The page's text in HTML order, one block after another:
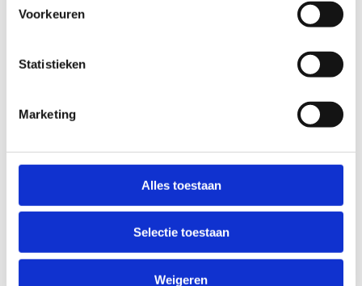
Voorkeuren
Statistieken
Marketing
Alles toestaan
Selectie toestaan
Weigeren